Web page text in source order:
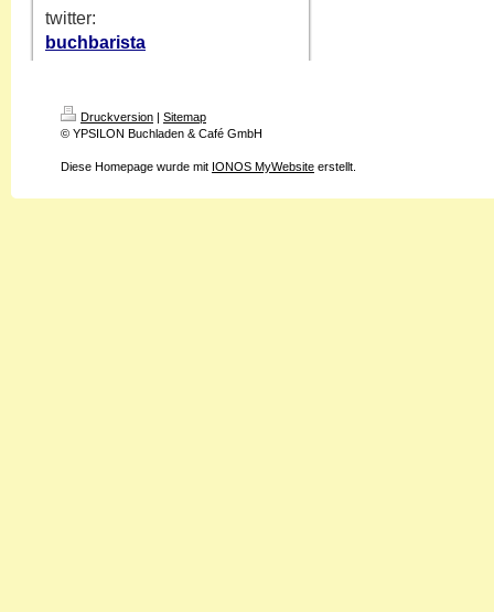
twitter:
buchbarista
Druckversion | Sitemap
© YPSILON Buchladen & Café GmbH
Diese Homepage wurde mit IONOS MyWebsite erstellt.